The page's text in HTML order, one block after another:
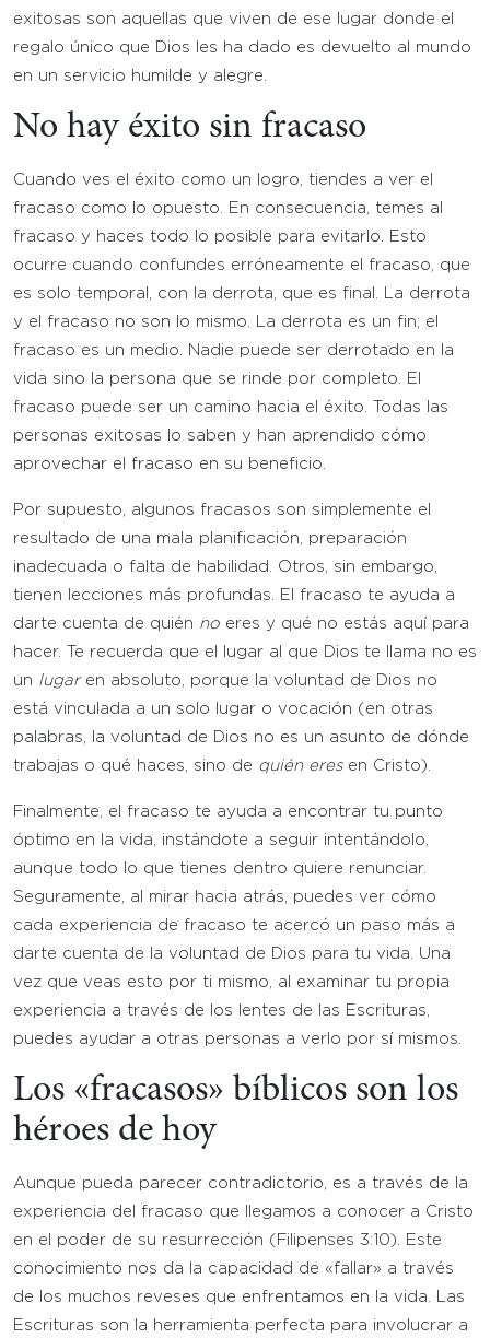
exitosas son aquellas que viven de ese lugar donde el
regalo único que Dios les ha dado es devuelto al mundo
en un servicio humilde y alegre.
No hay éxito sin fracaso
Cuando ves el éxito como un logro, tiendes a ver el
fracaso como lo opuesto. En consecuencia, temes al
fracaso y haces todo lo posible para evitarlo. Esto
ocurre cuando confundes erróneamente el fracaso, que
es solo temporal, con la derrota, que es final. La derrota
y el fracaso no son lo mismo. La derrota es un fin; el
fracaso es un medio. Nadie puede ser derrotado en la
vida sino la persona que se rinde por completo. El
fracaso puede ser un camino hacia el éxito. Todas las
personas exitosas lo saben y han aprendido cómo
aprovechar el fracaso en su beneficio.
Por supuesto, algunos fracasos son simplemente el
resultado de una mala planificación, preparación
inadecuada o falta de habilidad. Otros, sin embargo,
tienen lecciones más profundas. El fracaso te ayuda a
darte cuenta de quién no eres y qué no estás aquí para
hacer. Te recuerda que el lugar al que Dios te llama no es
un lugaren absoluto, porque la voluntad de Dios no
está vinculada a un solo lugar o vocación (en otras
palabras, la voluntad de Dios no es un asunto de dónde
trabajas o qué haces, sino de quién eresen Cristo).
Finalmente, el fracaso te ayuda a encontrar tu punto
óptimo en la vida, instándote a seguir intentándolo,
aunque todo lo que tienes dentro quiere renunciar.
Seguramente, al mirar hacia atrás, puedes ver cómo
cada experiencia de fracaso te acercó un paso más a
darte cuenta de la voluntad de Dios para tu vida. Una
vez que veas esto por ti mismo, al examinar tu propia
experiencia a través de los lentes de las Escrituras,
puedes ayudar a otras personas a verlo por sí mismos.
Los «fracasos» bíblicos son los
héroes de hoy
Aunque pueda parecer contradictorio, es a través de la
experiencia del fracaso que llegamos a conocer a Cristo
en el poder de su resurrección (Filipenses 3:10). Este
conocimiento nos da la capacidad de «fallar» a través
de los muchos reveses que enfrentamos en la vida. Las
Escrituras son la herramienta perfecta para involucrar a